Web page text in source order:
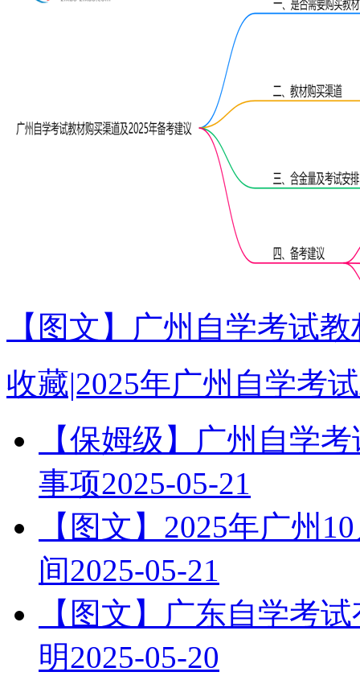
【图文】广州自学考试
收藏|2025年广州自学考
【保姆级】广州自学
事项2025-05-21
【图文】2025年广州
间2025-05-21
【图文】广东自学考
明2025-05-20